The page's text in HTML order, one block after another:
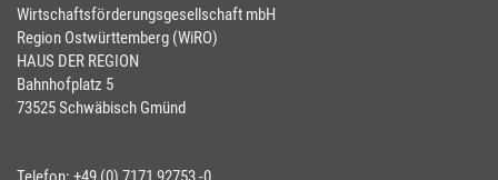
Wirtschaftsförderungsgesellschaft mbH
Region Ostwürttemberg (WiRO)
HAUS DER REGION
Bahnhofplatz 5
73525 Schwäbisch Gmünd